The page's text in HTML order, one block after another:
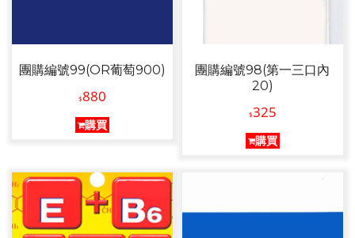
團購編號99(OR葡萄900)
$880
購買
團購編號98(第一三口內
20)
$325
購買